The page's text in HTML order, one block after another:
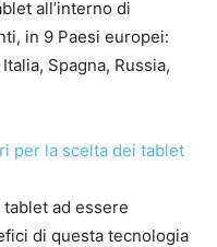
all’interno di
in 9 Paesi europei:
Spagna, Russia,
ad essere
di questa tecnologia